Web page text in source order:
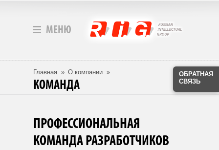
МЕНЮ
Главная » О компании »
КОМАНДА
ПРОФЕССИОНАЛЬНАЯ
КОМАНДА РАЗРАБОТЧИКОВ
ОБРАТНАЯ
СВЯЗЬ